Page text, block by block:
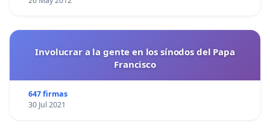
Involucrar a la gente en los sínodos del Papa
Francisco
647 firmas
30 Jul 2021